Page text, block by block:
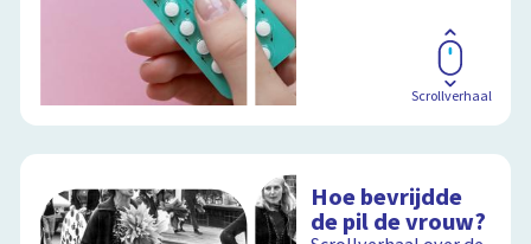
Scrollverhaal
Hoe bevrijdde
de pil de vrouw?